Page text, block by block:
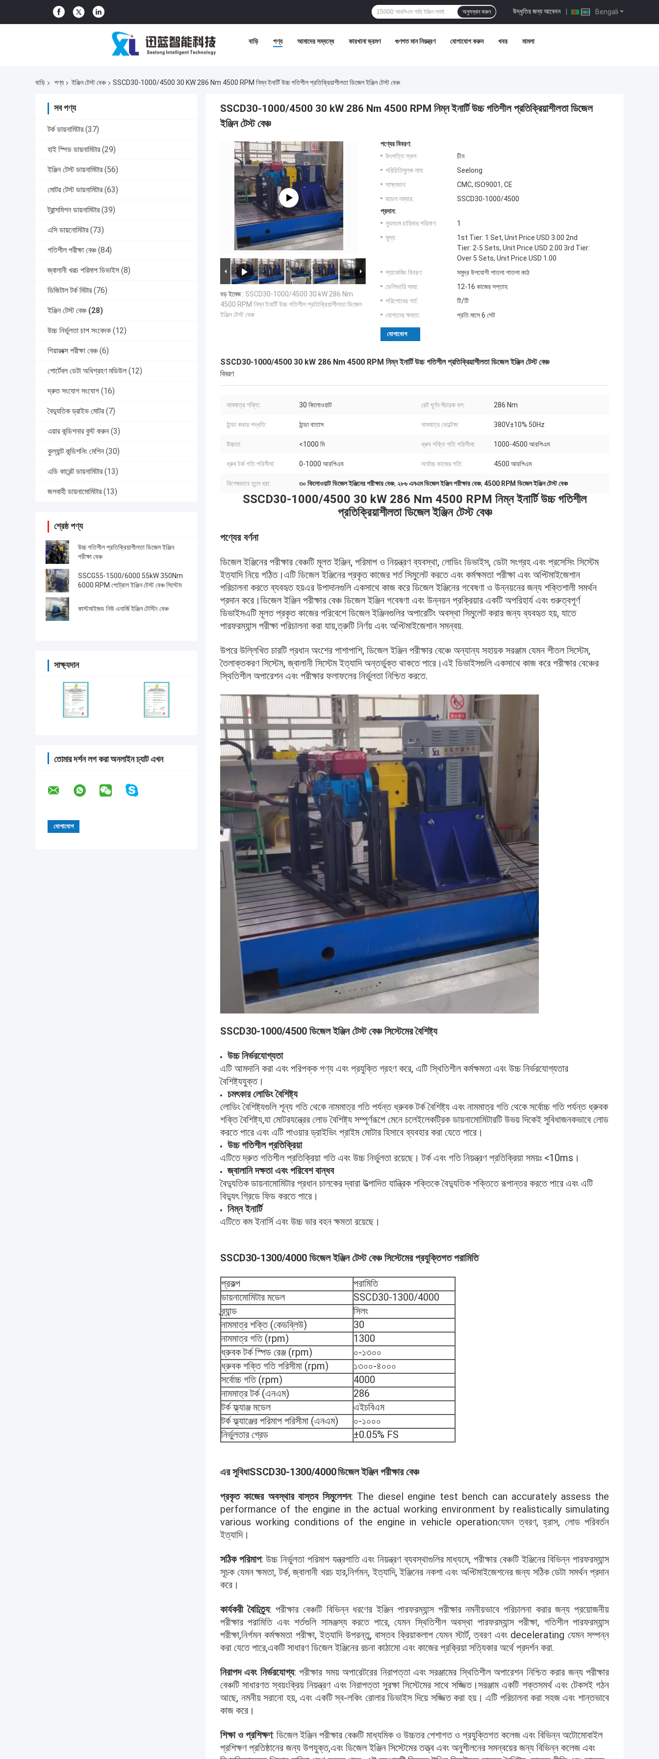
Bengali
উদ্ধৃতির জন্য আবেদন |
অনুসন্ধান করুন
বাড়ি পণ্য আমাদের সম্বন্ধে কারখানা ভ্রমণ গুণগত মান নিয়ন্ত্রণ যোগাযোগ করুন খবর মামলা
বাড়ি পণ্য ইঞ্জিন টেস্ট বেঞ্চ SSCD30-1000/4500 30 KW 286 Nm 4500 RPM নিম্ন ইনার্টি উচ্চ গতিশীল প্রতিক্রিয়াশীলতা ডিজেল ইঞ্জিন টেস্ট বেঞ্চ
সব পণ্য
টর্ক ডায়নামিটার (37)
হাই স্পিড ডায়নামিটার (29)
ইঞ্জিন টেস্ট ডায়নামিটার (56)
মোটর টেস্ট ডায়নামিটার (63)
ট্রান্সমিশন ডায়নামিটার (39)
এসি ডায়নোমিটার (73)
গতিশীল পরীক্ষা বেঞ্চ (84)
জ্বালানী খরচ পরিমাপ ডিভাইস (8)
ডিজিটাল টর্ক মিটার (76)
ইঞ্জিন টেস্ট বেঞ্চ (28)
উচ্চ নির্ভুলতা চাপ সংবেদক (12)
গিয়ারবক্স পরীক্ষা বেঞ্চ (6)
পোর্টেবল ডেটা অধিগ্রহণ মডিউল (12)
দ্রুত সংযোগ সংযোগ (16)
বৈদ্যুতিক ড্রাইভ মোটর (7)
এয়ার কন্ডিশনার বুস্ট করুন (3)
কুল্যান্ট কন্ডিশনিং মেশিন (30)
এডি কারেন্ট ডায়নামিটার (13)
জলবাহী ডায়নামোমিটার (13)
শ্রেষ্ঠ পণ্য
উচ্চ গতিশীল প্রতিক্রিয়াশীলতা ডিজেল ইঞ্জিন
পরীক্ষা বেঞ্চ
SSCG55-1500/6000 55kW 350Nm
6000 RPM পেট্রোল ইঞ্জিন টেস্ট বেঞ্চ সিস্টেম
কাস্টমাইজড নিউ এনার্জি ইঞ্জিন টেস্টিং বেঞ্চ
সাক্ষ্যদান
তোমার দর্শন লগ করা অনলাইন চ্যাট এখন
SSCD30-1000/4500 30 kW 286 Nm 4500 RPM নিম্ন ইনার্টি উচ্চ গতিশীল প্রতিক্রিয়াশীলতা ডিজেল
ইঞ্জিন টেস্ট বেঞ্চ
বড় ইমেজ : SSCD30-1000/4500 30 kW 286 Nm
4500 RPM নিম্ন ইনার্টি উচ্চ গতিশীল প্রতিক্রিয়াশীলতা ডিজেল
ইঞ্জিন টেস্ট বেঞ্চ
পণ্যের বিবরণ:
উৎপত্তি স্থল:
চীন
পরিচিতিমুলক নাম:
Seelong
সাক্ষ্যদান:
CMC, ISO9001, CE
মডেল নম্বার:
SSCD30-1000/4500
প্রদান:
ন্যূনতম চাহিদার পরিমাণ:
1
মূল্য:
1st Tier: 1 Set, Unit Price USD 3.00 2nd
Tier: 2-5 Sets, Unit Price USD 2.00 3rd Tier:
Over 5 Sets, Unit Price USD 1.00
প্যাকেজিং বিবরণ:
সমুদ্র উপযোগী পাতলা পাতলা কাঠ
ডেলিভারি সময়:
12-16 কাজের সপ্তাহ
পরিশোধের শর্ত:
টি/টি
যোগানের ক্ষমতা:
প্রতি মাসে 6 সেট
যোগাযোগ
SSCD30-1000/4500 30 kW 286 Nm 4500 RPM নিম্ন ইনার্টি উচ্চ গতিশীল প্রতিক্রিয়াশীলতা ডিজেল ইঞ্জিন টেস্ট বেঞ্চ
বিবরণ
নামমাত্র শক্তি: 30 কিলোওয়াট রেট ঘূর্ণন সঁচারক বল: 286 Nm
ঠান্ডা করার পদ্ধতি: ঠান্ডা বাতাস নামমাত্র ভোল্টেজ: 380V±10% 50Hz
উচ্চতা: <1000 মি ধ্রুব শক্তি গতি পরিসীমা: 1000-4500 আরপিএম
ধ্রুব টর্ক গতি পরিসীমা: 0-1000 আরপিএম সর্বোচ্চ কাজের গতি: 4500 আরপিএম
বিশেষভাবে তুলে ধরা: ৩০ কিলোওয়াট ডিজেল ইঞ্জিনের পরীক্ষার বেঞ্চ, ২৮৬ এনএম ডিজেল ইঞ্জিন পরীক্ষার বেঞ্চ, 4500 RPM ডিজেল ইঞ্জিন টেস্ট বেঞ্চ
SSCD30-1000/4500 30 kW 286 Nm 4500 RPM নিম্ন ইনার্টি উচ্চ গতিশীল
প্রতিক্রিয়াশীলতা ডিজেল ইঞ্জিন টেস্ট বেঞ্চ
পণ্যের বর্ণনা
ডিজেল ইঞ্জিনের পরীক্ষার বেঞ্চটি মূলত ইঞ্জিন, পরিমাপ ও নিয়ন্ত্রণ ব্যবস্থা, লোডিং ডিভাইস, ডেটা সংগ্রহ এবং প্রসেসিং সিস্টেম
ইত্যাদি নিয়ে গঠিত।এটি ডিজেল ইঞ্জিনের প্রকৃত কাজের শর্ত সিমুলেট করতে এবং কর্মক্ষমতা পরীক্ষা এবং অপ্টিমাইজেশান
পরিচালনা করতে ব্যবহৃত হয়এর উপাদানগুলি একসাথে কাজ করে ডিজেল ইঞ্জিনের গবেষণা ও উন্নয়নের জন্য শক্তিশালী সমর্থন
প্রদান করে।ডিজেল ইঞ্জিন পরীক্ষার বেঞ্চ ডিজেল ইঞ্জিন গবেষণা এবং উন্নয়ন প্রক্রিয়ার একটি অপরিহার্য এবং গুরুত্বপূর্ণ
ডিভাইসএটি মূলত প্রকৃত কাজের পরিবেশে ডিজেল ইঞ্জিনগুলির অপারেটিং অবস্থা সিমুলেট করার জন্য ব্যবহৃত হয়, যাতে
পারফরম্যান্স পরীক্ষা পরিচালনা করা যায়,ত্রুটি নির্ণয় এবং অপ্টিমাইজেশান সমন্বয়.
উপরে উল্লিখিত চারটি প্রধান অংশের পাশাপাশি, ডিজেল ইঞ্জিন পরীক্ষার বেঞ্চে অন্যান্য সহায়ক সরঞ্জাম যেমন শীতল সিস্টেম,
তৈলাক্তকরণ সিস্টেম, জ্বালানী সিস্টেম ইত্যাদি অন্তর্ভুক্ত থাকতে পারে।এই ডিভাইসগুলি একসাথে কাজ করে পরীক্ষার বেঞ্চের
স্থিতিশীল অপারেশন এবং পরীক্ষার ফলাফলের নির্ভুলতা নিশ্চিত করতে.
SSCD30-1000/4500 ডিজেল ইঞ্জিন টেস্ট বেঞ্চ সিস্টেমের বৈশিষ্ট্য
উচ্চ নির্ভরযোগ্যতা
এটি আমদানি করা এবং পরিপক্ক পণ্য এবং প্রযুক্তি গ্রহণ করে, এটি স্থিতিশীল কর্মক্ষমতা এবং উচ্চ নির্ভরযোগ্যতার
বৈশিষ্ট্যযুক্ত।
চমৎকার লোডিং বৈশিষ্ট্য
লোডিং বৈশিষ্ট্যগুলি শূন্য গতি থেকে নামমাত্র গতি পর্যন্ত ধ্রুবক টর্ক বৈশিষ্ট্য এবং নামমাত্র গতি থেকে সর্বোচ্চ গতি পর্যন্ত ধ্রুবক
শক্তি বৈশিষ্ট্য,যা মোটরযন্ত্রের লোড বৈশিষ্ট্য সম্পূর্ণরূপে মেনে চলেইলেকট্রিক ডায়নামোমিটারটি উভয় দিকেই সুবিধাজনকভাবে লোড
করতে পারে এবং এটি পাওয়ার ড্রাইভিং প্রাইম মোটার হিসাবে ব্যবহার করা যেতে পারে।
উচ্চ গতিশীল প্রতিক্রিয়া
এটিতে দ্রুত গতিশীল প্রতিক্রিয়া গতি এবং উচ্চ নির্ভুলতা রয়েছে। টর্ক এবং গতি নিয়ন্ত্রণ প্রতিক্রিয়া সময়ঃ <10ms।
জ্বালানি দক্ষতা এবং পরিবেশ বান্ধব
বৈদ্যুতিক ডায়নামোমিটার প্রধান চালকের দ্বারা উত্পাদিত যান্ত্রিক শক্তিকে বৈদ্যুতিক শক্তিতে রূপান্তর করতে পারে এবং এটি
বিদ্যুৎ গ্রিডে ফিড করতে পারে।
নিম্ন ইনার্টি
এটিতে কম ইনার্সি এবং উচ্চ ভার বহন ক্ষমতা রয়েছে।
SSCD30-1300/4000 ডিজেল ইঞ্জিন টেস্ট বেঞ্চ সিস্টেমের প্রযুক্তিগত পরামিতি
প্রকল্প
পরামিতি
ডায়নামোমিটার মডেল
SSCD30-1300/4000
ব্র্যান্ড
সিলং
নামমাত্র শক্তি (কেডব্লিউ)
30
নামমাত্র গতি (rpm)
1300
ধ্রুবক টর্ক স্পিড রেঞ্জ (rpm)
০-১৩০০
ধ্রুবক শক্তি গতি পরিসীমা (rpm)
১৩০০-৪০০০
সর্বোচ্চ গতি (rpm)
4000
নামমাত্র টর্ক (এনএম)
286
টর্ক ফ্ল্যাঞ্জ মডেল
এইচবিএম
টর্ক ফ্ল্যাঞ্জের পরিমাপ পরিসীমা (এনএম)
০-১০০০
নির্ভুলতার গ্রেড
±0.05% FS
এর সুবিধাSSCD30-1300/4000ডিজেল ইঞ্জিন পরীক্ষার বেঞ্চ
প্রকৃত কাজের অবস্থার বাস্তব সিমুলেশন: The diesel engine test bench can accurately assess the
performance of the engine in the actual working environment by realistically simulating
various working conditions of the engine in vehicle operationযেমন ত্বরণ, হ্রাস, লোড পরিবর্তন
ইত্যাদি।
সঠিক পরিমাপ: উচ্চ নির্ভুলতা পরিমাপ যন্ত্রপাতি এবং নিয়ন্ত্রণ ব্যবস্থাগুলির মাধ্যমে, পরীক্ষার বেঞ্চটি ইঞ্জিনের বিভিন্ন পারফরম্যান্স
সূচক যেমন ক্ষমতা, টর্ক, জ্বালানী খরচ হার,নির্গমন, ইত্যাদি, ইঞ্জিনের নকশা এবং অপ্টিমাইজেশনের জন্য সঠিক ডেটা সমর্থন প্রদান
করে।
কার্যকরী বৈচিত্র্য: পরীক্ষার বেঞ্চটি বিভিন্ন ধরণের ইঞ্জিন পারফরম্যান্স পরীক্ষার নমনীয়ভাবে পরিচালনা করার জন্য প্রয়োজনীয়
পরীক্ষার পরামিতি এবং শর্তগুলি সামঞ্জস্য করতে পারে, যেমন স্থিতিশীল অবস্থা পারফরম্যান্স পরীক্ষা, গতিশীল পারফরম্যান্স
পরীক্ষা,নির্গমন কর্মক্ষমতা পরীক্ষা, ইত্যাদি উপরন্তু, বাস্তব ক্রিয়াকলাপ যেমন স্টার্ট, ত্বরণ এবং decelerating যেমন সম্পন্ন
করা যেতে পারে,একটি সাধারণ ডিজেল ইঞ্জিনের রচনা কাঠামো এবং কাজের প্রক্রিয়া সত্যিকার অর্থে প্রদর্শন করা.
নিরাপদ এবং নির্ভরযোগ্য: পরীক্ষার সময় অপারেটরের নিরাপত্তা এবং সরঞ্জামের স্থিতিশীল অপারেশন নিশ্চিত করার জন্য পরীক্ষার
বেঞ্চটি সাধারণত স্বয়ংক্রিয় নিয়ন্ত্রণ এবং নিরাপত্তা সুরক্ষা সিস্টেমের সাথে সজ্জিত।সরঞ্জাম একটি শক্তসমর্থ এবং টেকসই গঠন
আছে, নমনীয় সরানো হয়, এবং একটি স্ব-লকিং রোলার ডিভাইস দিয়ে সজ্জিত করা হয়। এটি পরিচালনা করা সহজ এবং শান্তভাবে
কাজ করে।
শিক্ষা ও প্রশিক্ষণ: ডিজেল ইঞ্জিন পরীক্ষার বেঞ্চটি মাধ্যমিক ও উচ্চতর পেশাগত ও প্রযুক্তিগত কলেজ এবং বিভিন্ন অটোমোবাইল
প্রশিক্ষণ প্রতিষ্ঠানের জন্য উপযুক্ত,এবং ডিজেল ইঞ্জিন সিস্টেমের তত্ত্ব এবং অনুশীলনের সমন্বয়ের জন্য বিভিন্ন কলেজ এবং